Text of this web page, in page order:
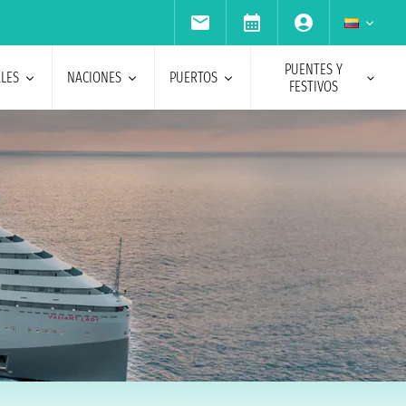
NACIONES PUERTOS
PUENTES Y
FESTIVOS